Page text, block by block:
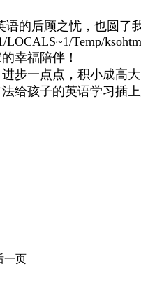
的后顾之忧，也圆了
Temp/
幸福陪伴！
步一点点，积小成高
给孩子的英语学习插
一页